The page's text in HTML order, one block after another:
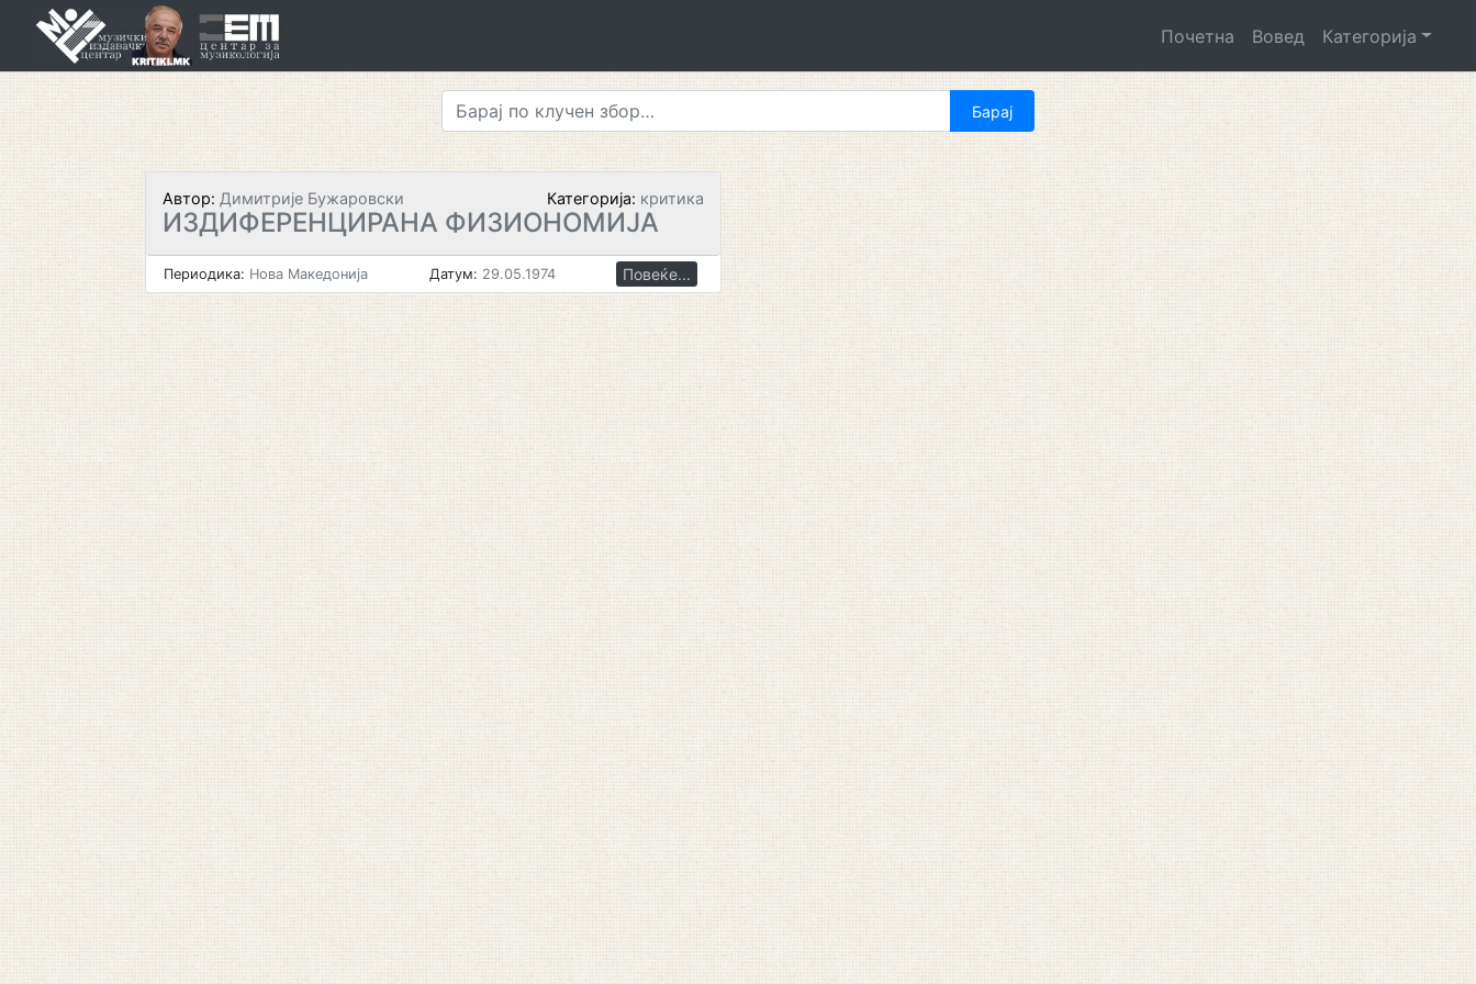
Почетна Вовед Категорија
Автор: Димитрије Бужаровски Категорија: критика
ИЗДИФЕРЕНЦИРАНА ФИЗИОНОМИЈА
Периодика: Нова Македонија Датум: 29.05.1974 Повеќе...